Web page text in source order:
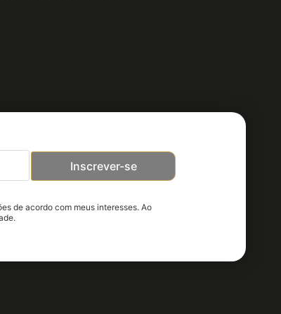
Inscrever-se
de acordo com meus interesses. Ao